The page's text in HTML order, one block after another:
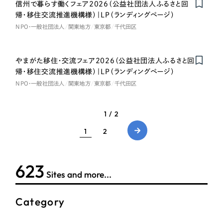
623 Sites and more...
Category
信州で暮らす働くフェア2026（公益社団法人ふるさと回
帰・移住交流推進機構様）｜LP（ランディングページ）
NPO・一般社団法人 関東地方 東京都 千代田区
やまがた移住・交流フェア2026（公益社団法人ふるさと回
帰・移住交流推進機構様）｜LP（ランディングページ）
NPO・一般社団法人 関東地方 東京都 千代田区
1 / 2
1
2